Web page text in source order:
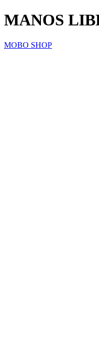
MANOS
MOBO SHOP